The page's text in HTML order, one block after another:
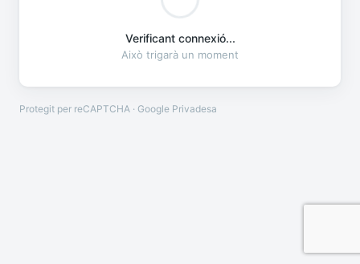
Verificant connexió...
Això trigarà un moment
Protegit per reCAPTCHA · Google Privadesa